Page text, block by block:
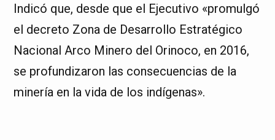
Indicó que, desde que el Ejecutivo «promulgó
el decreto Zona de Desarrollo Estratégico
Nacional Arco Minero del Orinoco, en 2016,
se profundizaron las consecuencias de la
minería en la vida de los indígenas».